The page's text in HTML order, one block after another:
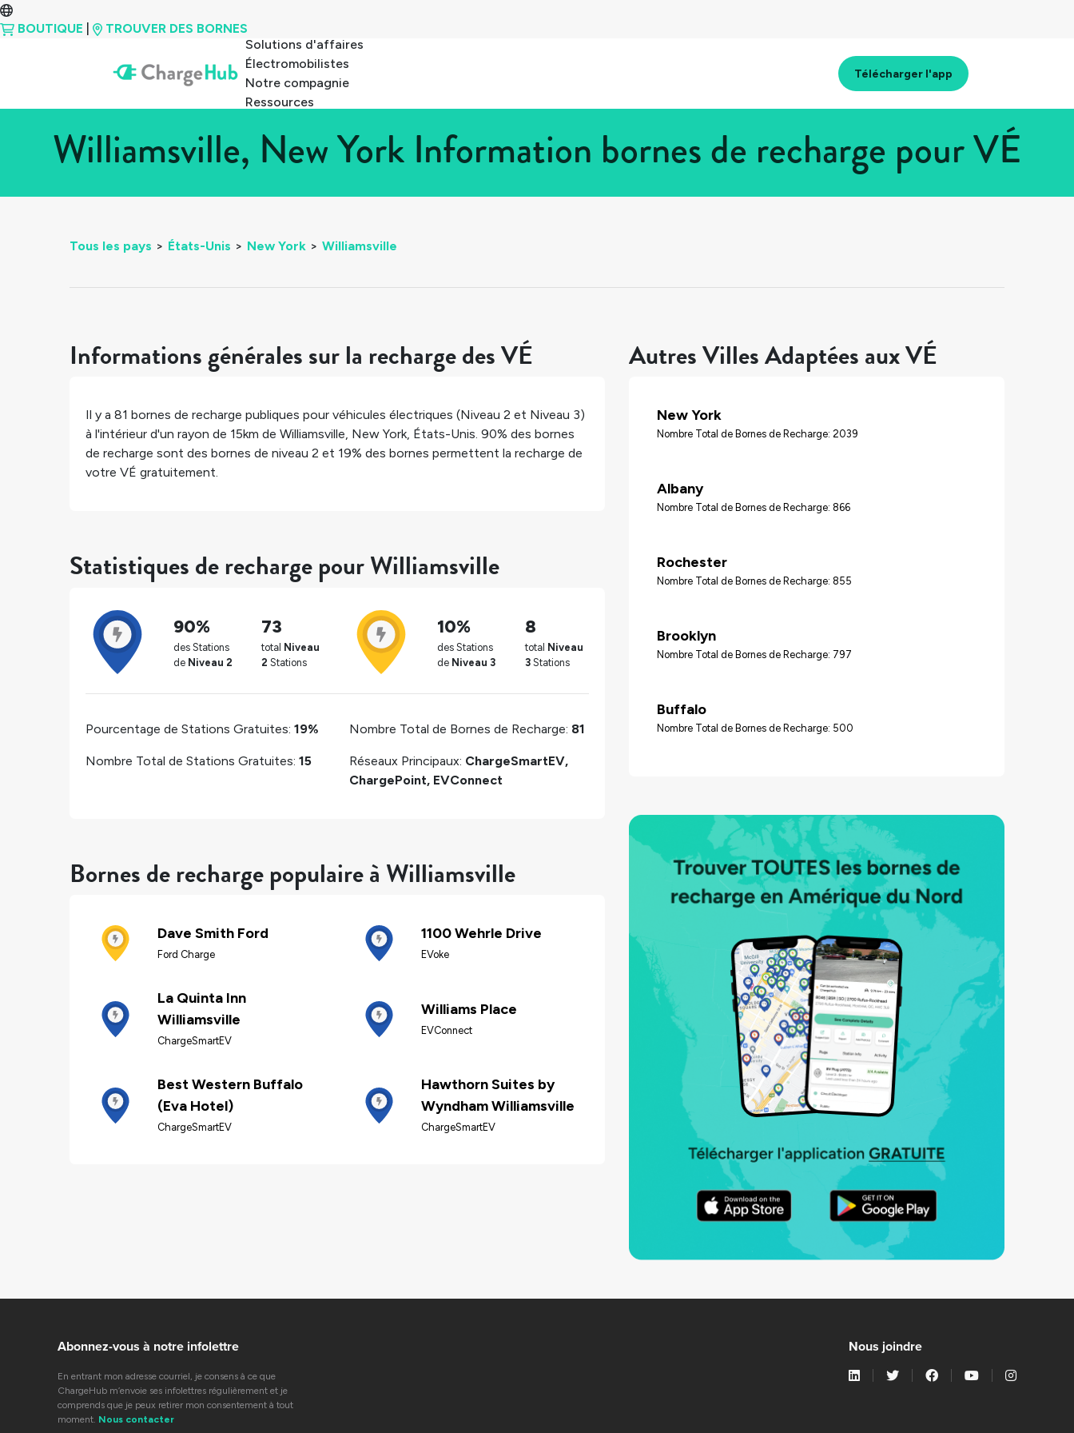
BOUTIQUE
TROUVER DES BORNES
Solutions d'affaires
Électromobilistes
Notre compagnie
Ressources
Télécharger l'app
Williamsville, New York Information bornes de recharge pour VÉ
Tous les pays > États-Unis > New York > Williamsville
Informations générales sur la recharge des VÉ
Il y a 81 bornes de recharge publiques pour véhicules électriques (Niveau 2 et Niveau 3)
à l'intérieur d'un rayon de 15km de Williamsville, New York, États-Unis. 90% des bornes
de recharge sont des bornes de niveau 2 et 19% des bornes permettent la recharge de
votre VÉ gratuitement.
Statistiques de recharge pour Williamsville
90%
des Stations
de Niveau 2
73
total Niveau
2 Stations
10%
des Stations
de Niveau 3
8
total Niveau
3 Stations
Pourcentage de Stations Gratuites: 19%
Nombre Total de Stations Gratuites: 15
Nombre Total de Bornes de Recharge: 81
Réseaux Principaux: ChargeSmartEV,
ChargePoint, EVConnect
Bornes de recharge populaire à Williamsville
Dave Smith Ford
Ford Charge
1100 Wehrle Drive
EVoke
La Quinta Inn
Williamsville
ChargeSmartEV
Williams Place
EVConnect
Best Western Buffalo
(Eva Hotel)
ChargeSmartEV
Hawthorn Suites by
Wyndham Williamsville
ChargeSmartEV
Autres Villes Adaptées aux VÉ
New York
Nombre Total de Bornes de Recharge: 2039
Albany
Nombre Total de Bornes de Recharge: 866
Rochester
Nombre Total de Bornes de Recharge: 855
Brooklyn
Nombre Total de Bornes de Recharge: 797
Buffalo
Nombre Total de Bornes de Recharge: 500
Abonnez-vous à notre infolettre
En entrant mon adresse courriel, je consens à ce que
ChargeHub m’envoie ses infolettres régulièrement et je
comprends que je peux retirer mon consentement à tout
moment. Nous contacter
Nous joindre